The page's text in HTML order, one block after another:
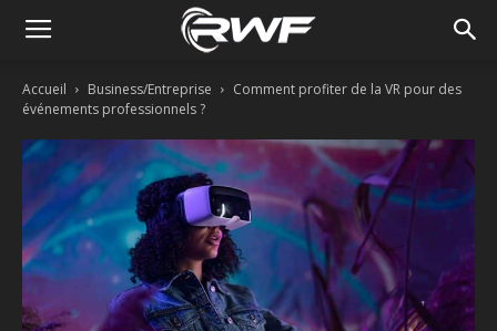
Accueil Business/Entreprise
Comment profiter de la VR pour des
événements professionnels ?